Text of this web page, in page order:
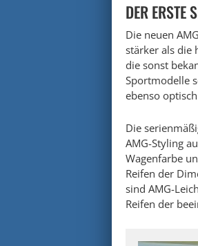
DER ERSTE
Die neuen
stärker als die
die sonst
Sportmodelle
ebenso
Die
AMG-Styling
Wagenfarbe
Reifen der
sind AMG-
Reifen der